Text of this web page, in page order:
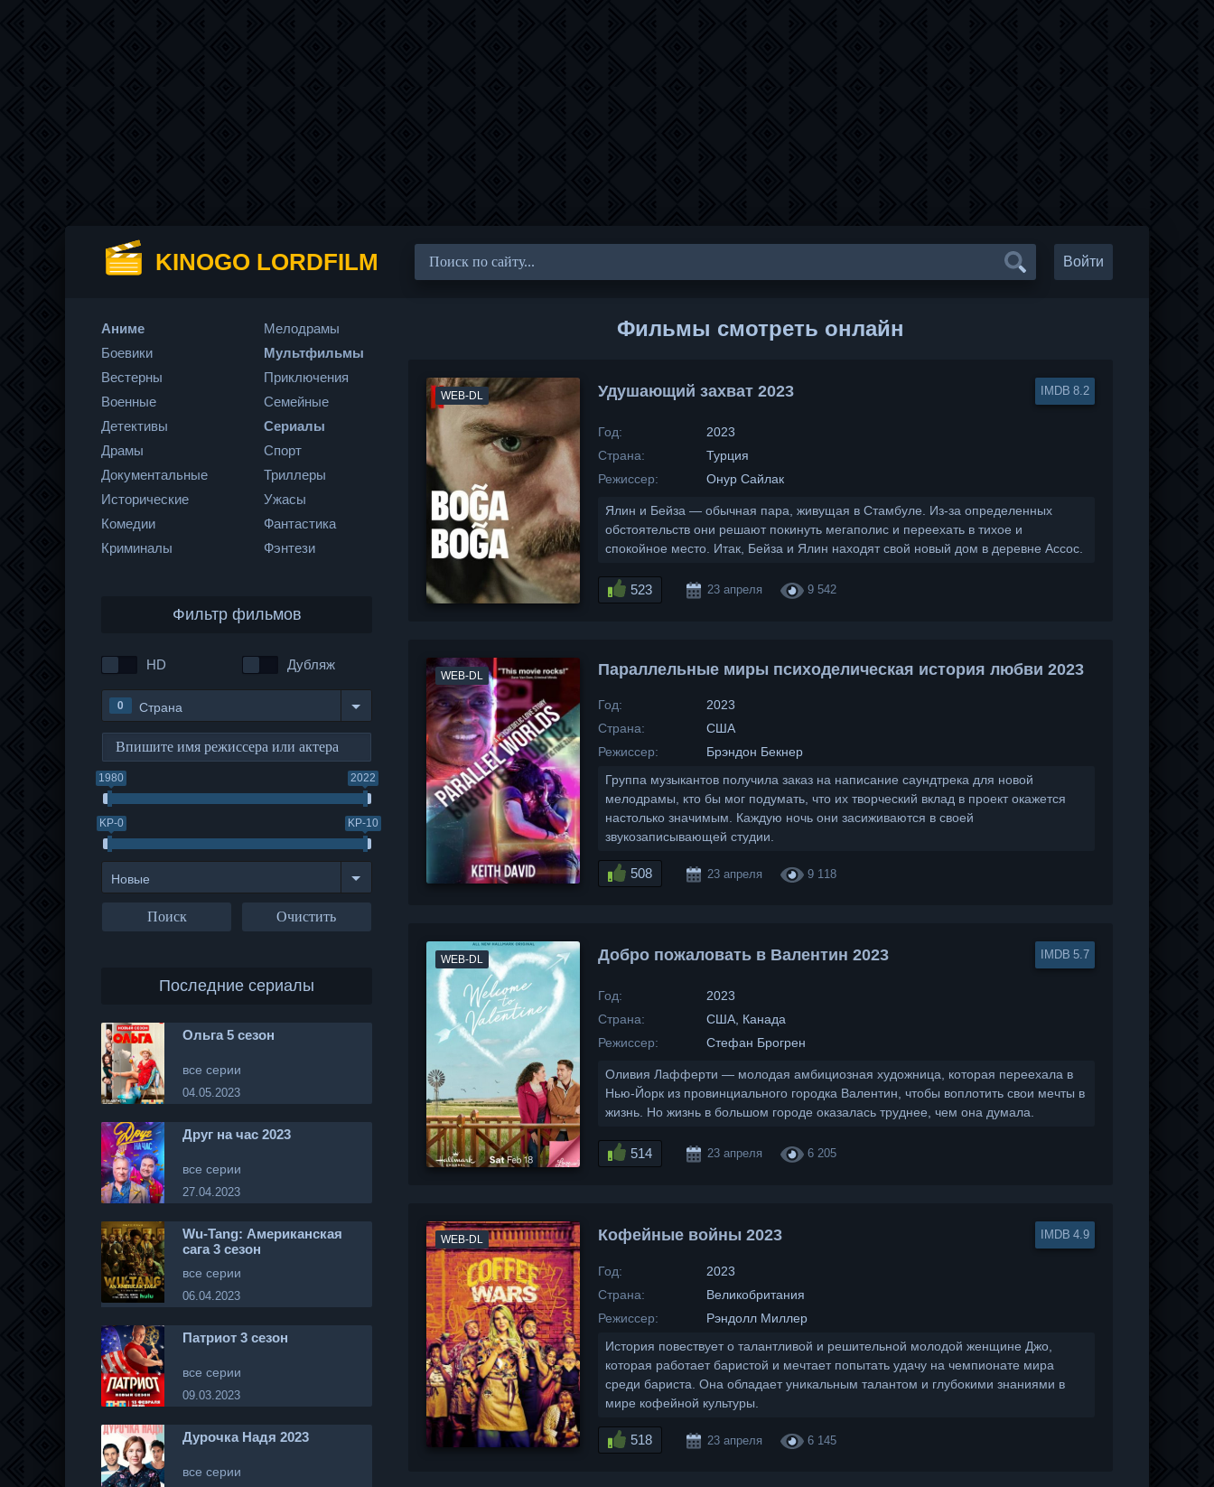
KINOGO LORDFILM Войти
Фильмы смотреть онлайн
WEB-DL Удушающий захват 2023 8.2
Год:
2023
Страна:
Турция
Режиссер:
Онур Сайлак
Ялин и Бейза — обычная пара, живущая в Стамбуле. Из-за определенных
обстоятельств они решают покинуть мегаполис и переехать в тихое и
спокойное место. Итак, Бейза и Ялин находят свой новый дом в деревне Ассос.
523 23 апреля 9 542
WEB-DL Параллельные миры психоделическая история любви 2023
Год:
2023
Страна:
США
Режиссер:
Брэндон Бекнер
Группа музыкантов получила заказ на написание саундтрека для новой
мелодрамы, кто бы мог подумать, что их творческий вклад в проект окажется
настолько значимым. Каждую ночь они засиживаются в своей
звукозаписывающей студии.
508 23 апреля 9 118
WEB-DL Добро пожаловать в Валентин 2023 5.7
Год:
2023
Страна:
США, Канада
Режиссер:
Стефан Брогрен
Оливия Лафферти — молодая амбициозная художница, которая переехала в
Нью-Йорк из провинциального городка Валентин, чтобы воплотить свои мечты в
жизнь. Но жизнь в большом городе оказалась труднее, чем она думала.
514 23 апреля 6 205
WEB-DL Кофейные войны 2023 4.9
Год:
2023
Страна:
Великобритания
Режиссер:
Рэндолл Миллер
История повествует о талантливой и решительной молодой женщине Джо,
которая работает баристой и мечтает попытать удачу на чемпионате мира
среди бариста. Она обладает уникальным талантом и глубокими знаниями в
мире кофейной культуры.
518 23 апреля 6 145
Аниме
Боевики
Вестерны
Военные
Детективы
Драмы
Документальные
Исторические
Комедии
Криминалы
Мелодрамы
Мультфильмы
Приключения
Семейные
Сериалы
Спорт
Триллеры
Ужасы
Фантастика
Фэнтези
Фильтр фильмов
HD Дубляж
0 Страна
1980 2022
KP-0 KP-10
Новые
Последние сериалы
Ольга 5 сезон
все серии
04.05.2023
Друг на час 2023
все серии
27.04.2023
Wu-Tang: Американская
сага 3 сезон
все серии
06.04.2023
Патриот 3 сезон
все серии
09.03.2023
Дурочка Надя 2023
все серии